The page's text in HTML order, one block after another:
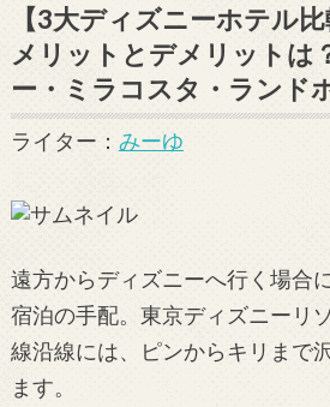
【3大ディズニーホテル
メリットとデメリットは
ー・ミラコスタ・ランド
ライター： みーゆ
遠方からディズニーへ行く場合
宿泊の手配。東京ディズニーリ
線沿線には、ピンからキリまで
ます。